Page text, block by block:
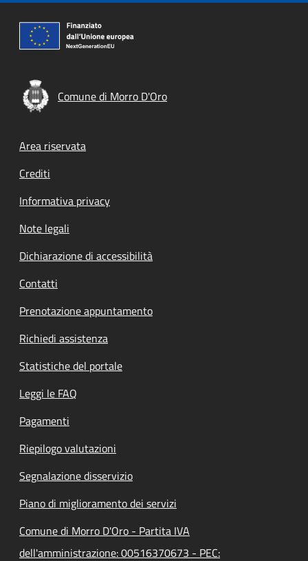
Comune di Morro D'Oro
Footer menu
Area riservata
Crediti
Informativa privacy
Note legali
Dichiarazione di accessibilità
Contatti
Prenotazione appuntamento
Richiedi assistenza
Statistiche del portale
Leggi le FAQ
Pagamenti
Riepilogo valutazioni
Segnalazione disservizio
Piano di miglioramento dei servizi
Comune di Morro D'Oro - Partita IVA
dell'amministrazione: 00516370673 - PEC: